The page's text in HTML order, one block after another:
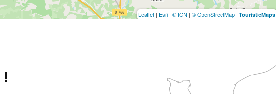
Leaflet | Esri | © IGN | © OpenStreetMap | TouristicMaps
!